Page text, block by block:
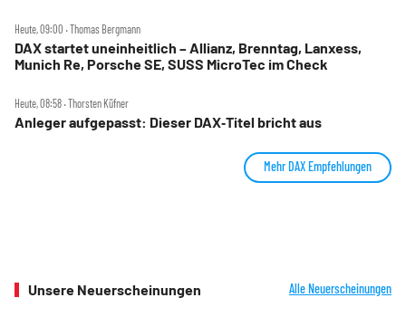
Heute, 09:00 ‧ Thomas Bergmann
DAX startet uneinheitlich – Allianz, Brenntag, Lanxess,
Munich Re, Porsche SE, SUSS MicroTec im Check
Heute, 08:58 ‧ Thorsten Küfner
Anleger aufgepasst: Dieser DAX‑Titel bricht aus
Mehr DAX Empfehlungen
Unsere Neuerscheinungen Alle Neuerscheinungen